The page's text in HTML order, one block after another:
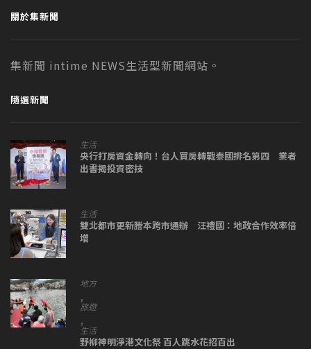
關於集新聞
集新聞 intime NEWS生活型新聞網站。
隨選新聞
生活
央行打房資金轉向！台人買房轉戰泰國排名第四 業者
出書揭投資密技
生活
雙北都市更新謄本跨市通辦 汪禮國：地政合作效率倍
增
地方
,
旅遊
,
生活
野柳神明淨港文化祭 百人跳水花招百出